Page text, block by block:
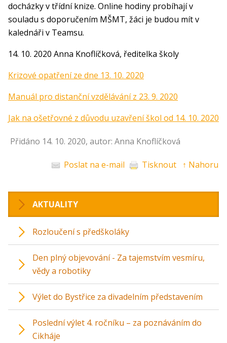
docházky v třídní knize. Online hodiny probíhají v
souladu s doporučením MŠMT, žáci je budou mít v
kalednáři v Teamsu.
14. 10. 2020 Anna Knoflíčková, ředitelka školy
Krizové opatření ze dne 13. 10. 2020
Manuál pro distanční vzdělávání z 23. 9. 2020
Jak na ošetřovné z důvodu uzavření škol od 14. 10. 2020
Přidáno 14. 10. 2020, autor: Anna Knoflíčková
Poslat na e-mail Tisknout ↑ Nahoru
AKTUALITY
Rozloučení s předškoláky
Den plný objevování - Za tajemstvím vesmíru,
vědy a robotiky
Výlet do Bystřice za divadelním představením
Poslední výlet 4. ročníku – za poznáváním do
Cikháje